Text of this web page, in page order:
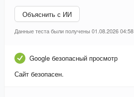
Объяснить с ИИ
Данные теста были получены 01.08.2026 04:58
Google безопасный просмотр
Сайт безопасен.